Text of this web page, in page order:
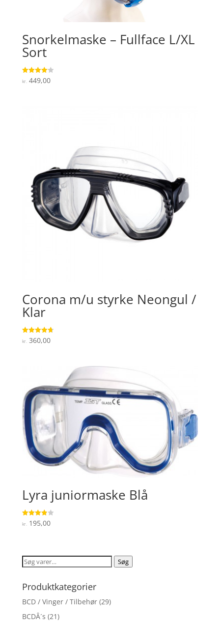
Snorkelmaske – Fullface L/XL
Sort
Vurderet
4.1
kr. 449,00
Corona m/u styrke Neongul /
Klar
Vurderet
4.7
kr.360,00
Lyra juniormaske Blå
Vurderet
3.9
kr.195,00
Søg
Søg
Produktkategorier
BCD / Vinger / Tilbehør (29)
BCDÂ´s (21)